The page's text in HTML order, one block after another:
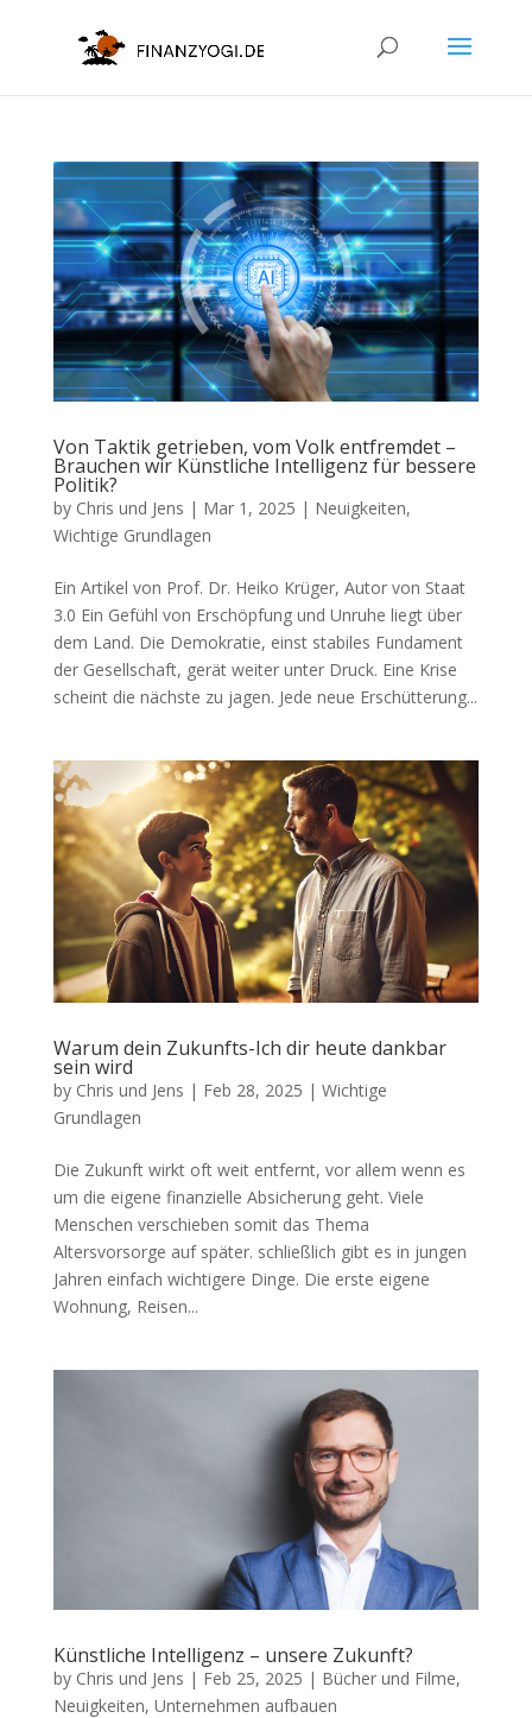
Von Taktik getrieben, vom Volk entfremdet –
Brauchen wir Künstliche Intelligenz für bessere
Politik?
by Chris und Jens | Mar 1, 2025 | Neuigkeiten,
Wichtige Grundlagen
Ein Artikel von Prof. Dr. Heiko Krüger, Autor von Staat
3.0 Ein Gefühl von Erschöpfung und Unruhe liegt über
dem Land. Die Demokratie, einst stabiles Fundament
der Gesellschaft, gerät weiter unter Druck. Eine Krise
scheint die nächste zu jagen. Jede neue Erschütterung...
Warum dein Zukunfts-Ich dir heute dankbar
sein wird
by Chris und Jens | Feb 28, 2025 | Wichtige
Grundlagen
Die Zukunft wirkt oft weit entfernt, vor allem wenn es
um die eigene finanzielle Absicherung geht. Viele
Menschen verschieben somit das Thema
Altersvorsorge auf später. schließlich gibt es in jungen
Jahren einfach wichtigere Dinge. Die erste eigene
Wohnung, Reisen...
Künstliche Intelligenz – unsere Zukunft?
by Chris und Jens | Feb 25, 2025 | Bücher und Filme,
Neuigkeiten, Unternehmen aufbauen